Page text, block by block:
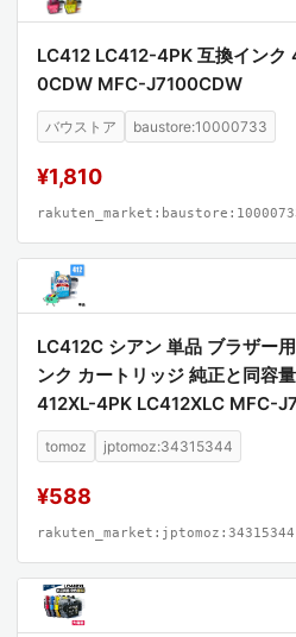
LC412 LC412-4PK 互換イン
0CDW MFC-J7100CDW
バウストア baustore:10000733
¥1,810
LC412C シアン 単品 ブラザー
ンク カートリッジ 純正と同容
412XL-4PK LC412XLC MFC-
J7300CDW MFCJ7100CDW
tomoz jptomoz:34315344
¥588
rakuten_market:jptomoz:34315344